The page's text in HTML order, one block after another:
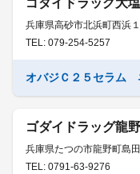
ゴダイドラッグ大
兵庫県高砂市北浜町西浜
TEL: 079-254-5257
オバジＣ２５セラム
ゴダイドラッグ龍
兵庫県たつの市龍野町島
TEL: 0791-63-9276